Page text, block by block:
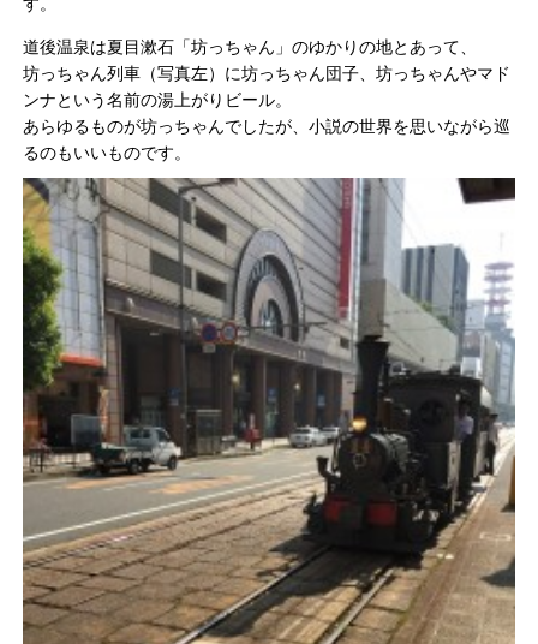
す。
道後温泉は夏目漱石「坊っちゃん」のゆかりの地とあって、
坊っちゃん列車（写真左）に坊っちゃん団子、坊っちゃんやマド
ンナという名前の湯上がりビール。
あらゆるものが坊っちゃんでしたが、小説の世界を思いながら巡
るのもいいものです。